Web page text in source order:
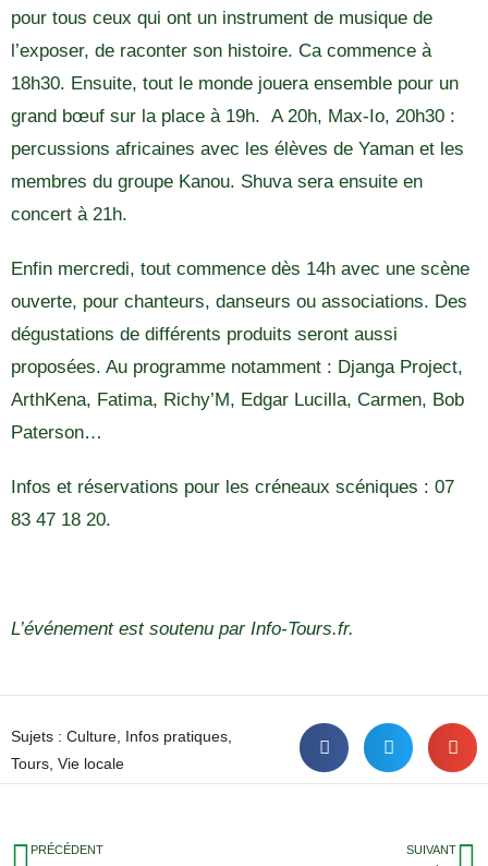
pour tous ceux qui ont un instrument de musique de
l’exposer, de raconter son histoire. Ca commence à
18h30. Ensuite, tout le monde jouera ensemble pour un
grand bœuf sur la place à 19h. A 20h, Max-Io, 20h30 :
percussions africaines avec les élèves de Yaman et les
membres du groupe Kanou. Shuva sera ensuite en
concert à 21h.
Enfin mercredi, tout commence dès 14h avec une scène
ouverte, pour chanteurs, danseurs ou associations. Des
dégustations de différents produits seront aussi
proposées. Au programme notamment : Djanga Project,
ArthKena, Fatima, Richy’M, Edgar Lucilla, Carmen, Bob
Paterson…
Infos et réservations pour les créneaux scéniques : 07
83 47 18 20.
L’événement est soutenu par Info-Tours.fr.
Sujets : Culture Infos pratiques
Tours Vie locale
PRÉCÉDENT SUIVANT